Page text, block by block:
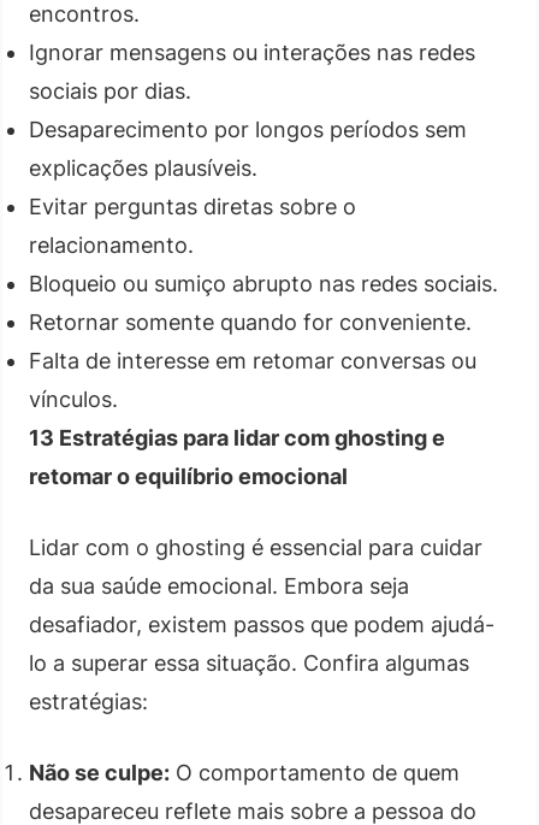
encontros.
Ignorar mensagens ou interações nas redes
sociais por dias.
Desaparecimento por longos períodos sem
explicações plausíveis.
Evitar perguntas diretas sobre o
relacionamento.
Bloqueio ou sumiço abrupto nas redes sociais.
Retornar somente quando for conveniente.
Falta de interesse em retomar conversas ou
vínculos.
13 Estratégias para lidar com ghosting e
retomar o equilíbrio emocional
Lidar com o ghosting é essencial para cuidar
da sua saúde emocional. Embora seja
desafiador, existem passos que podem ajudá-
lo a superar essa situação. Confira algumas
estratégias:
Não se culpe: O comportamento de quem
desapareceu reflete mais sobre a pessoa do